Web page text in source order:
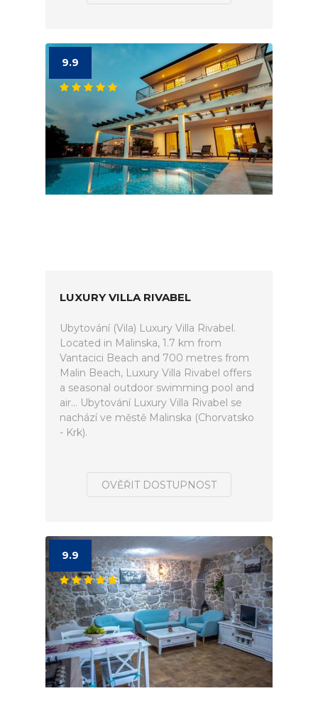
9.9
LUXURY VILLA RIVABEL
Ubytování (Vila) Luxury Villa Rivabel.
Located in Malinska, 1.7 km from
Vantacici Beach and 700 metres from
Malin Beach, Luxury Villa Rivabel offers
a seasonal outdoor swimming pool and
air... Ubytování Luxury Villa Rivabel se
nachází ve městě Malinska (Chorvatsko
- Krk).
OVĚŘIT DOSTUPNOST
9.9